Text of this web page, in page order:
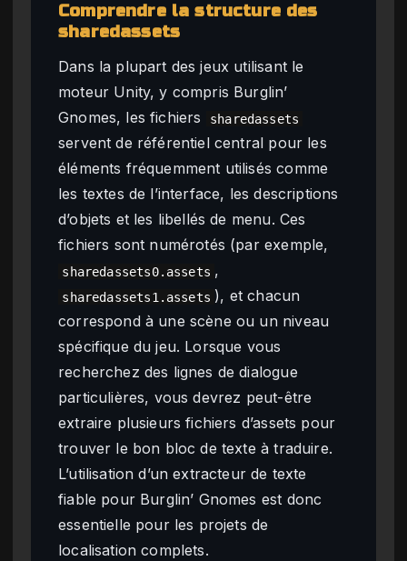
Comprendre la structure des
sharedassets
Dans la plupart des jeux utilisant le
moteur Unity, y compris Burglin’
Gnomes, les fichiers
sharedassets
servent de référentiel central pour les
éléments fréquemment utilisés comme
les textes de l’interface, les descriptions
d’objets et les libellés de menu. Ces
fichiers sont numérotés (par exemple,
sharedassets0.assets ,
sharedassets1.assets ), et chacun
correspond à une scène ou un niveau
spécifique du jeu. Lorsque vous
recherchez des lignes de dialogue
particulières, vous devrez peut-être
extraire plusieurs fichiers d’assets pour
trouver le bon bloc de texte à traduire.
L’utilisation d’un extracteur de texte
fiable pour Burglin’ Gnomes est donc
essentielle pour les projets de
localisation complets.